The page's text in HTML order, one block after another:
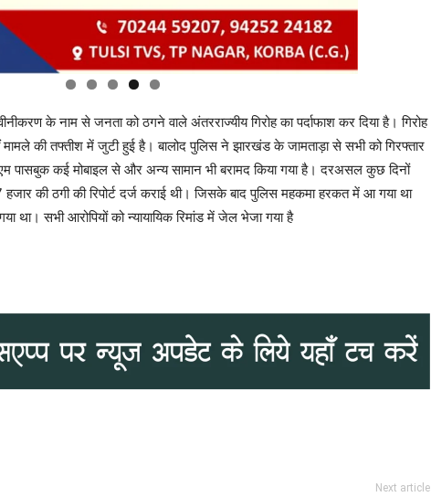
के नाम से जनता को ठगने वाले अंतरराज्यीय गिरोह का पर्दाफाश कर दिया है। गिरोह
मामले की तफ्तीश में जुटी हुई है। बालोद पुलिस ने झारखंड के जामताड़ा से सभी को गिरफ्तार
पासबुक कई मोबाइल से और अन्य सामान भी बरामद किया गया है। दरअसल कुछ दिनों
की ठगी की रिपोर्ट दर्ज कराई थी। जिसके बाद पुलिस महकमा हरकत में आ गया था
था। सभी आरोपियों को न्यायायिक रिमांड में जेल भेजा गया है
Next article